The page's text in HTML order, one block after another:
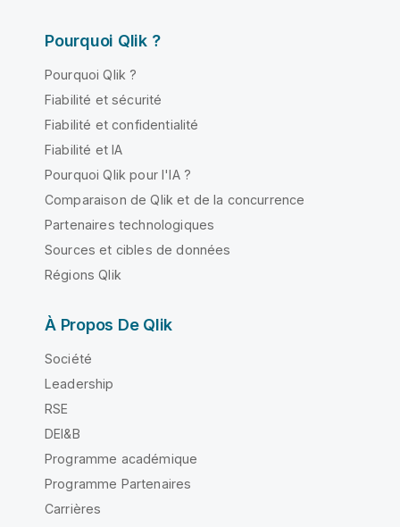
Pourquoi Qlik ?
Pourquoi Qlik ?
Fiabilité et sécurité
Fiabilité et confidentialité
Fiabilité et IA
Pourquoi Qlik pour l'IA ?
Comparaison de Qlik et de la concurrence
Partenaires technologiques
Sources et cibles de données
Régions Qlik
À Propos De Qlik
Société
Leadership
RSE
DEI&B
Programme académique
Programme Partenaires
Carrières